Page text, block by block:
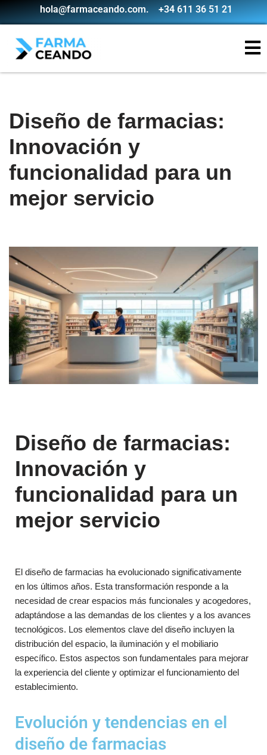
contenido
hola@farmaceando.com. +34 611 36 51 21
Diseño de farmacias:
Innovación y
funcionalidad para un
mejor servicio
Diseño de farmacias:
Innovación y
funcionalidad para un
mejor servicio
El diseño de farmacias ha evolucionado significativamente
en los últimos años. Esta transformación responde a la
necesidad de crear espacios más funcionales y acogedores,
adaptándose a las demandas de los clientes y a los avances
tecnológicos. Los elementos clave del diseño incluyen la
distribución del espacio, la iluminación y el mobiliario
específico. Estos aspectos son fundamentales para mejorar
la experiencia del cliente y optimizar el funcionamiento del
establecimiento.
Evolución y tendencias en el
diseño de farmacias